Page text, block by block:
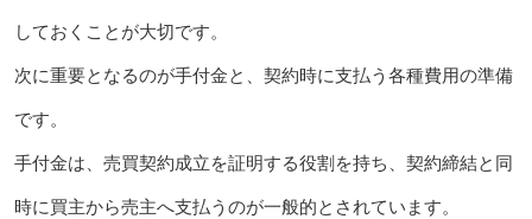
しておくことが大切です。
次に重要となるのが手付金と、契約時に支払う各種費用の準備
です。
手付金は、売買契約成立を証明する役割を持ち、契約締結と同
時に買主から売主へ支払うのが一般的とされています。